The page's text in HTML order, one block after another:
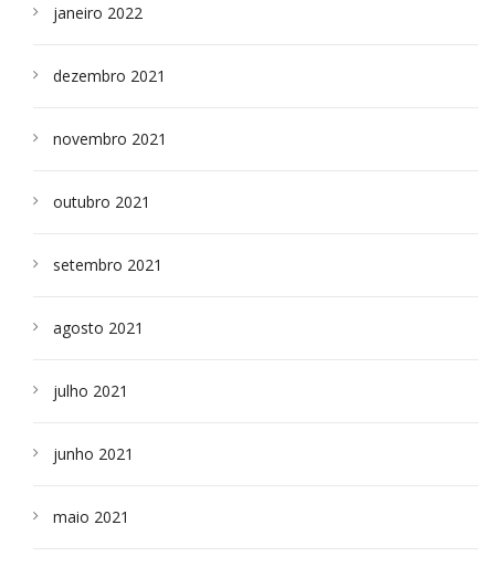
janeiro 2022
dezembro 2021
novembro 2021
outubro 2021
setembro 2021
agosto 2021
julho 2021
junho 2021
maio 2021